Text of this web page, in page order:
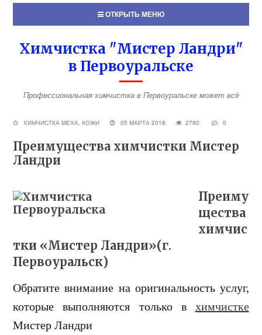
ОТКРЫТЬ МЕНЮ
Химчистка "Мистер Ландри"
в Первоуральске
Профессиональная химчистка в Первоуральске может всё
ХИМЧИСТКА МЕХА, КОЖИ 05 МАРТА 2018 2780 0
Преимущества химчистки Мистер
Ландри
Преиму
щества
химчис
тки «Мистер Ландри»(г.
Первоуральск)
Обратите внимание на оригинальность услуг,
которые выполняются только в химчистке
Мистер Ландри